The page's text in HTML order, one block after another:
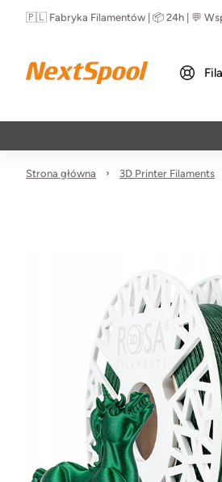
🇵🇱 Fabryka Filamentów | 📦 24h | 💬
Strona główna 3D Printer Filaments